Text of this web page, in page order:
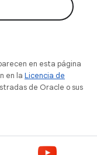
en esta página
en la Licencia de
de Oracle o sus